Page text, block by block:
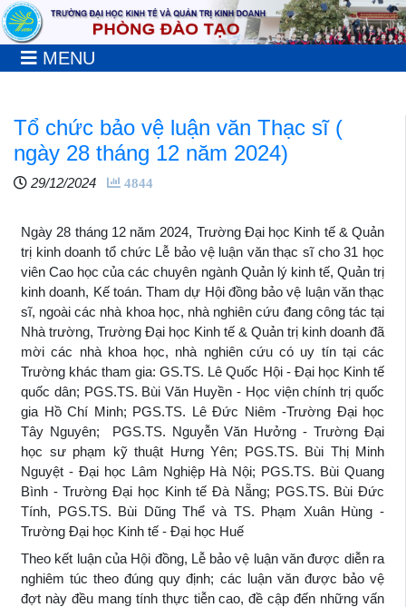
MENU
Tổ chức bảo vệ luận văn Thạc sĩ (
ngày 28 tháng 12 năm 2024)
29/12/2024 4844
Ngày 28 tháng 12 năm 2024, Trường Đại học Kinh tế & Quản
trị kinh doanh tổ chức Lễ bảo vệ luận văn thạc sĩ cho 31 học
viên Cao học của các chuyên ngành Quản lý kinh tế, Quản trị
kinh doanh, Kế toán. Tham dự Hội đồng bảo vệ luận văn thạc
sĩ, ngoài các nhà khoa học, nhà nghiên cứu đang công tác tại
Nhà trường, Trường Đại học Kinh tế & Quản trị kinh doanh đã
mời các nhà khoa học, nhà nghiên cứu có uy tín tại các
Trường khác tham gia: GS.TS. Lê Quốc Hội - Đại học Kinh tế
quốc dân; PGS.TS. Bùi Văn Huyền - Học viện chính trị quốc
gia Hồ Chí Minh; PGS.TS. Lê Đức Niêm -Trường Đại học
Tây Nguyên; PGS.TS. Nguyễn Văn Hưởng - Trường Đại
học sư phạm kỹ thuật Hưng Yên; PGS.TS. Bùi Thị Minh
Nguyệt - Đại học Lâm Nghiệp Hà Nội; PGS.TS. Bùi Quang
Bình - Trường Đại học Kinh tế Đà Nẵng; PGS.TS. Bùi Đức
Tính, PGS.TS. Bùi Dũng Thể và TS. Phạm Xuân Hùng -
Trường Đại học Kinh tế - Đại học Huế
Theo kết luận của Hội đồng, Lễ bảo vệ luận văn được diễn ra
nghiêm túc theo đúng quy định; các luận văn được bảo vệ
đợt này đều mang tính thực tiễn cao, đề cập đến những vấn